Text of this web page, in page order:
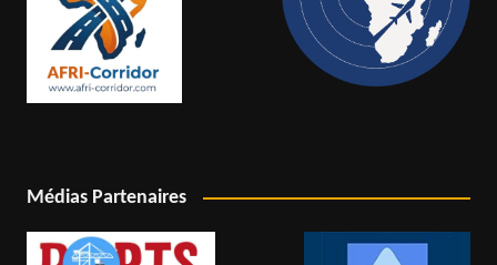
Médias Partenaires